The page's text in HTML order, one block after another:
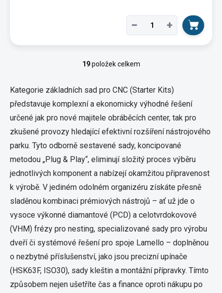
+
−
O
l
d
a
í
p
v
k
v
ý
p
i
s
19položek celkem
Kategorie základních sad pro CNC (Starter Kits)
představuje komplexní a ekonomicky výhodné řešení
určené jak pro nové majitele obráběcích center, tak pro
zkušené provozy hledající efektivní rozšíření nástrojového
parku. Tyto odborně sestavené sady, koncipované
metodou „Plug & Play“, eliminují složitý proces výběru
jednotlivých komponent a nabízejí okamžitou připravenost
k výrobě. V jediném odolném organizéru získáte přesně
sladěnou kombinaci prémiových nástrojů – ať už jde o
vysoce výkonné diamantové (PCD) a celotvrdokovové
(VHM) frézy pro nesting, specializované sady pro výrobu
dveří či systémové řešení pro spoje Lamello – doplněnou
o nezbytné příslušenství, jako jsou precizní upínače
(HSK63F, ISO30), sady kleštin a montážní přípravky. Tímto
způsobem nejen ušetříte čas a finance oproti nákupu po